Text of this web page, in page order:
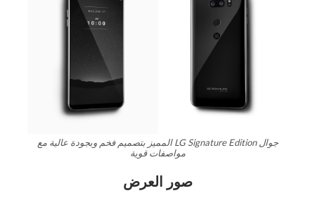
جوال LG Signature Edition المميز بتصميم فخم وبجودة عالية مع
مواصفات قوية
صور العرض